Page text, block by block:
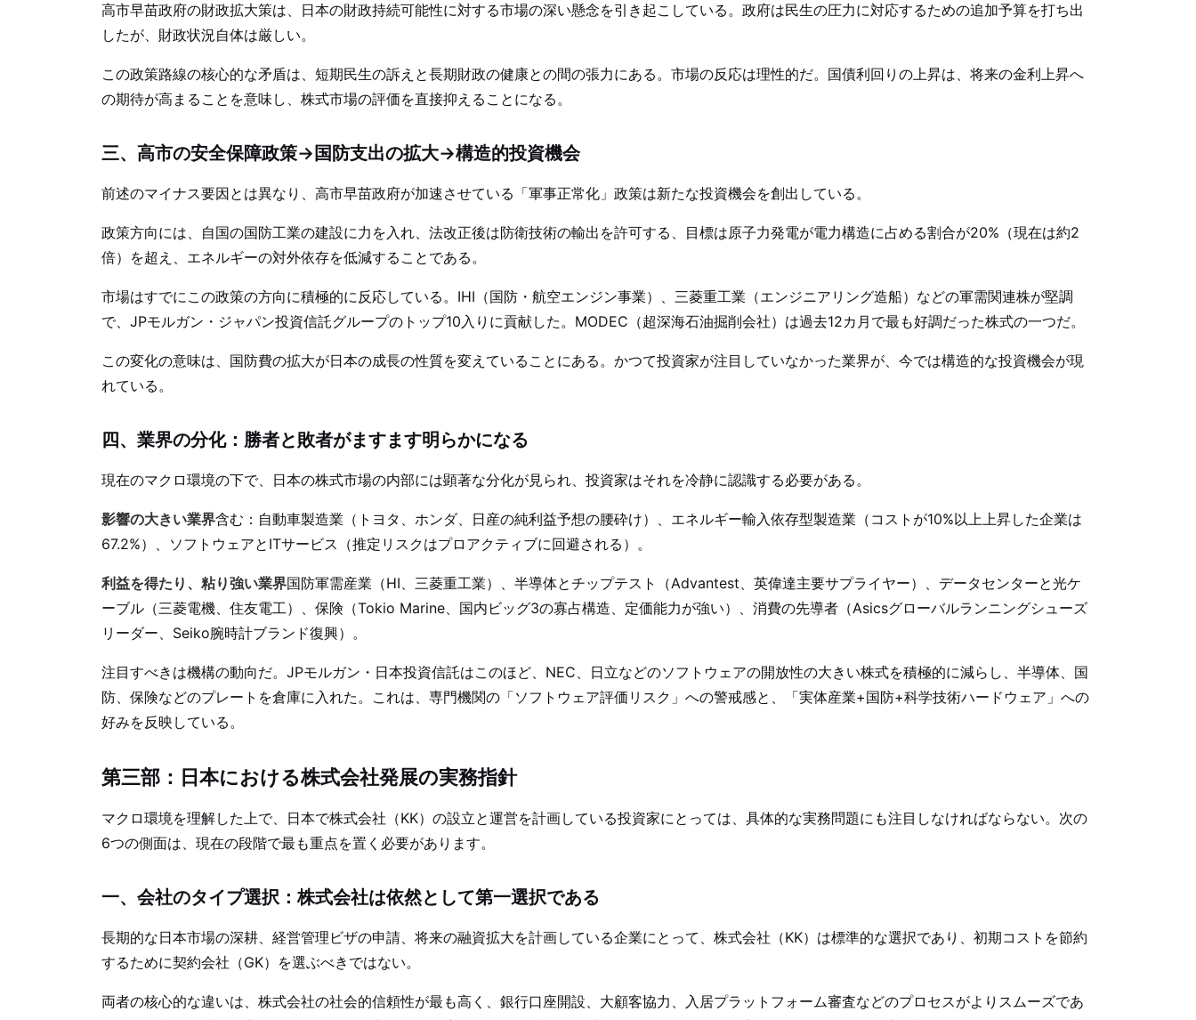
高市早苗政府の財政拡大策は、日本の財政持続可能性に対する市場の深い懸念を引き起こしている。政府は民生の圧力に対応するための追加予算を打ち出
したが、財政状況自体は厳しい。
この政策路線の核心的な矛盾は、短期民生の訴えと長期財政の健康との間の張力にある。市場の反応は理性的だ。国債利回りの上昇は、将来の金利上昇へ
の期待が高まることを意味し、株式市場の評価を直接抑えることになる。
三、高市の安全保障政策→国防支出の拡大→構造的投資機会
前述のマイナス要因とは異なり、高市早苗政府が加速させている「軍事正常化」政策は新たな投資機会を創出している。
政策方向には、自国の国防工業の建設に力を入れ、法改正後は防衛技術の輸出を許可する、目標は原子力発電が電力構造に占める割合が20%（現在は約2
倍）を超え、エネルギーの対外依存を低減することである。
市場はすでにこの政策の方向に積極的に反応している。IHI（国防・航空エンジン事業）、三菱重工業（エンジニアリング造船）などの軍需関連株が堅調
で、JPモルガン・ジャパン投資信託グループのトップ10入りに貢献した。MODEC（超深海石油掘削会社）は過去12カ月で最も好調だった株式の一つだ。
この変化の意味は、国防費の拡大が日本の成長の性質を変えていることにある。かつて投資家が注目していなかった業界が、今では構造的な投資機会が現
れている。
四、業界の分化：勝者と敗者がますます明らかになる
現在のマクロ環境の下で、日本の株式市場の内部には顕著な分化が見られ、投資家はそれを冷静に認識する必要がある。
影響の大きい業界含む：自動車製造業（トヨタ、ホンダ、日産の純利益予想の腰砕け）、エネルギー輸入依存型製造業（コストが10%以上上昇した企業は
67.2%）、ソフトウェアとITサービス（推定リスクはプロアクティブに回避される）。
利益を得たり、粘り強い業界国防軍需産業（HI、三菱重工業）、半導体とチップテスト（Advantest、英偉達主要サプライヤー）、データセンターと光ケ
ーブル（三菱電機、住友電工）、保険（Tokio Marine、国内ビッグ3の寡占構造、定価能力が強い）、消費の先導者（Asicsグローバルランニングシューズ
リーダー、Seiko腕時計ブランド復興）。
注目すべきは機構の動向だ。JPモルガン・日本投資信託はこのほど、NEC、日立などのソフトウェアの開放性の大きい株式を積極的に減らし、半導体、国
防、保険などのプレートを倉庫に入れた。これは、専門機関の「ソフトウェア評価リスク」への警戒感と、「実体産業+国防+科学技術ハードウェア」への
好みを反映している。
第三部：日本における株式会社発展の実務指針
マクロ環境を理解した上で、日本で株式会社（KK）の設立と運営を計画している投資家にとっては、具体的な実務問題にも注目しなければならない。次の
6つの側面は、現在の段階で最も重点を置く必要があります。
一、会社のタイプ選択：株式会社は依然として第一選択である
長期的な日本市場の深耕、経営管理ビザの申請、将来の融資拡大を計画している企業にとって、株式会社（KK）は標準的な選択であり、初期コストを節約
するために契約会社（GK）を選ぶべきではない。
両者の核心的な違いは、株式会社の社会的信頼性が最も高く、銀行口座開設、大顧客協力、入居プラットフォーム審査などのプロセスがよりスムーズであ